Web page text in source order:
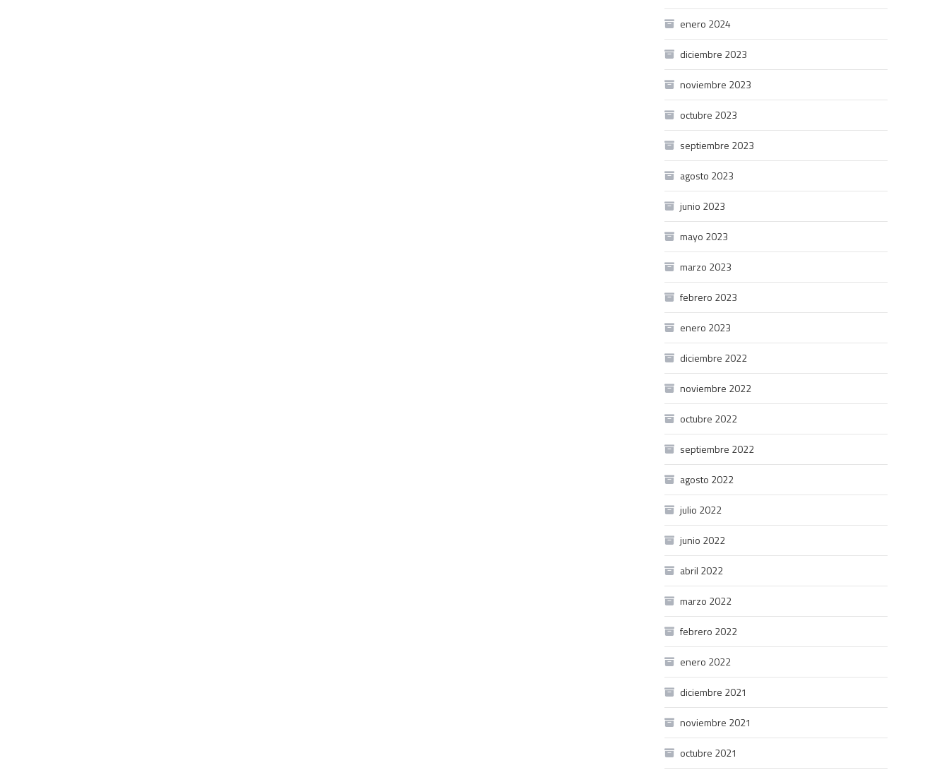
enero 2024
diciembre 2023
noviembre 2023
octubre 2023
septiembre 2023
agosto 2023
junio 2023
mayo 2023
marzo 2023
febrero 2023
enero 2023
diciembre 2022
noviembre 2022
octubre 2022
septiembre 2022
agosto 2022
julio 2022
junio 2022
abril 2022
marzo 2022
febrero 2022
enero 2022
diciembre 2021
noviembre 2021
octubre 2021